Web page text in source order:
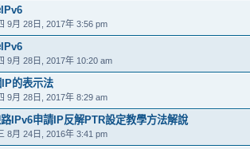
9月 28日, 2017年 3:56 pm
9月 28日, 2017年 10:20 am
的表示法
9月 28日, 2017年 8:29 am
IPv6申請IP反解PTR設定教學方法解說
8月 24日, 2016年 3:41 pm